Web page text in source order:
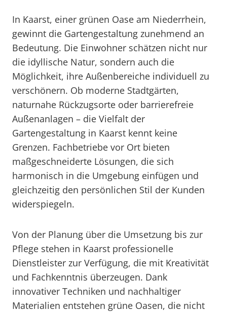
In Kaarst, einer grünen Oase am Niederrhein,
gewinnt die Gartengestaltung zunehmend an
Bedeutung. Die Einwohner schätzen nicht nur
die idyllische Natur, sondern auch die
Möglichkeit, ihre Außenbereiche individuell zu
verschönern. Ob moderne Stadtgärten,
naturnahe Rückzugsorte oder barrierefreie
Außenanlagen – die Vielfalt der
Gartengestaltung in Kaarst kennt keine
Grenzen. Fachbetriebe vor Ort bieten
maßgeschneiderte Lösungen, die sich
harmonisch in die Umgebung einfügen und
gleichzeitig den persönlichen Stil der Kunden
widerspiegeln.
Von der Planung über die Umsetzung bis zur
Pflege stehen in Kaarst professionelle
Dienstleister zur Verfügung, die mit Kreativität
und Fachkenntnis überzeugen. Dank
innovativer Techniken und nachhaltiger
Materialien entstehen grüne Oasen, die nicht